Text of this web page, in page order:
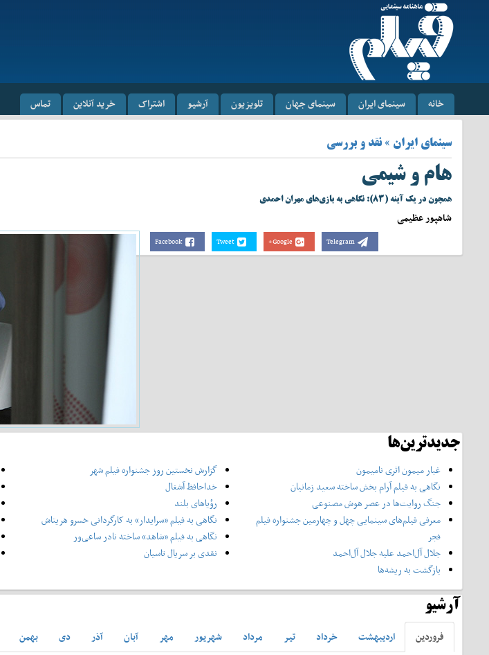
خانه سینمای ایران سینمای جهان تلویزیون آرشیو اشتراک خرید آنلاین تماس
سینمای ایران » نقد و بررسی
هام و شیمی
همچون در یک آینه (۸۳): نگاهی به بازی‌های مهران احمدی
شاهپور عظیمی
Facebook Tweet Google+ Telegram
جدیدترین‌ها
غبار میمون اثری نامیمون
نگاهی به فیلم آرام بخش ساخته سعید زمانیان
جنگ روایت‌ها در عصر هوش مصنوعی
معرفی فیلم‌های سینمایی چهل‌ و چهارمین جشنواره فیلم
فجر
جلال آل‌احمد علیه جلال آل‌‌احمد
بازگشت به ریشه‌ها
گزارش نخستین روز جشنواره فیلم شهر
خداحافظ آشغال
رؤیاهای بلند
نگاهی به فیلم «سرایدار» به کارگردانی خسرو هریتاش
نگاهی به فیلم «شاهد» ساخته نادر ساعی‌ور
نقدی بر سریال تاسیان
آرشیو
فروردين ارديبهشت خرداد تير مرداد شهريور مهر آبان آذر دی بهمن